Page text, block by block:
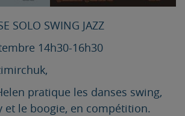
SOLO SWING JAZZ
14h30-16h30
pratique les danses swing,
et le boogie, en compétition.